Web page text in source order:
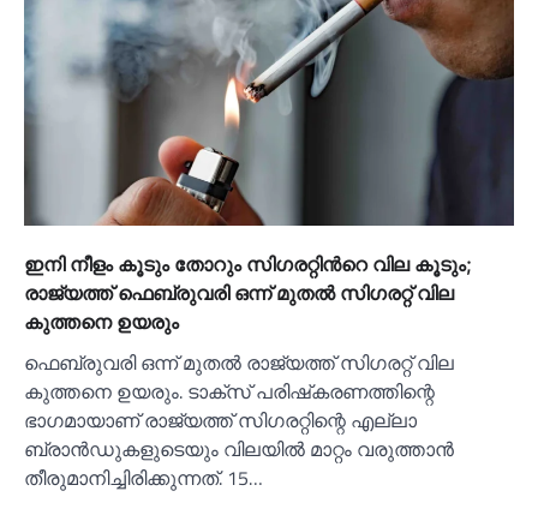
ഇനി നീളം കൂടും തോറും സിഗരറ്റിന്‍റെ വില കൂടും;
രാജ്യത്ത് ഫെബ്രുവരി ഒന്ന് മുതല്‍ സിഗരറ്റ് വില
കുത്തനെ ഉയരും
ഫെബ്രുവരി ഒന്ന് മുതല്‍ രാജ്യത്ത് സിഗരറ്റ് വില
കുത്തനെ ഉയരും. ടാക്‌സ് പരിഷ്‌കരണത്തിന്റെ
ഭാഗമായാണ് രാജ്യത്ത് സിഗരറ്റിന്റെ എല്ലാ
ബ്രാന്‍ഡുകളുടെയും വിലയില്‍ മാറ്റം വരുത്താന്‍
തീരുമാനിച്ചിരിക്കുന്നത്. 15…